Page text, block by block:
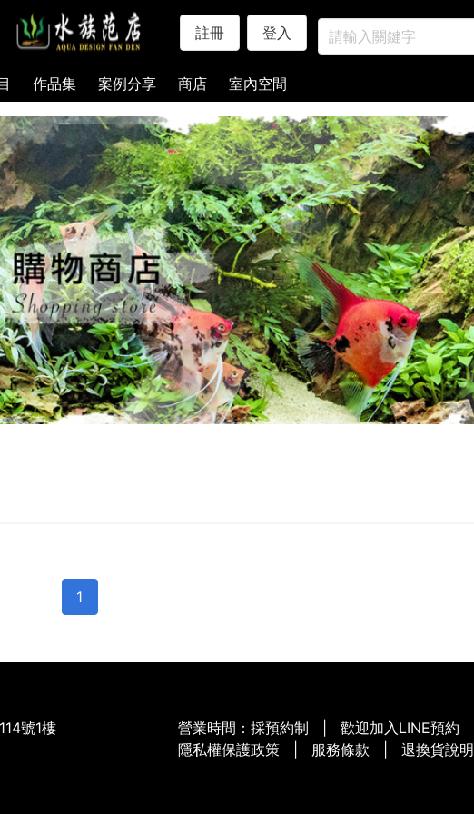
註冊 登入
作品集 案例分享 商店 室內空間
1
號1樓
營業時間： 採預約制 歡迎加入LINE預約
隱私權保護政策| 服務條款 退換貨說明